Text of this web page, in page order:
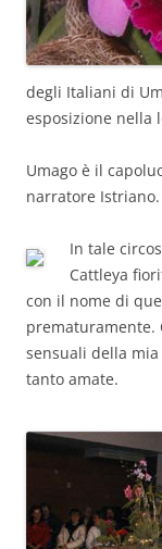
degli Italiani di
esposizione nella
Umago è il
narratore Istriano.
In tale
Cattleya
con il nome di
prematuramente.
sensuali della
tanto amate.